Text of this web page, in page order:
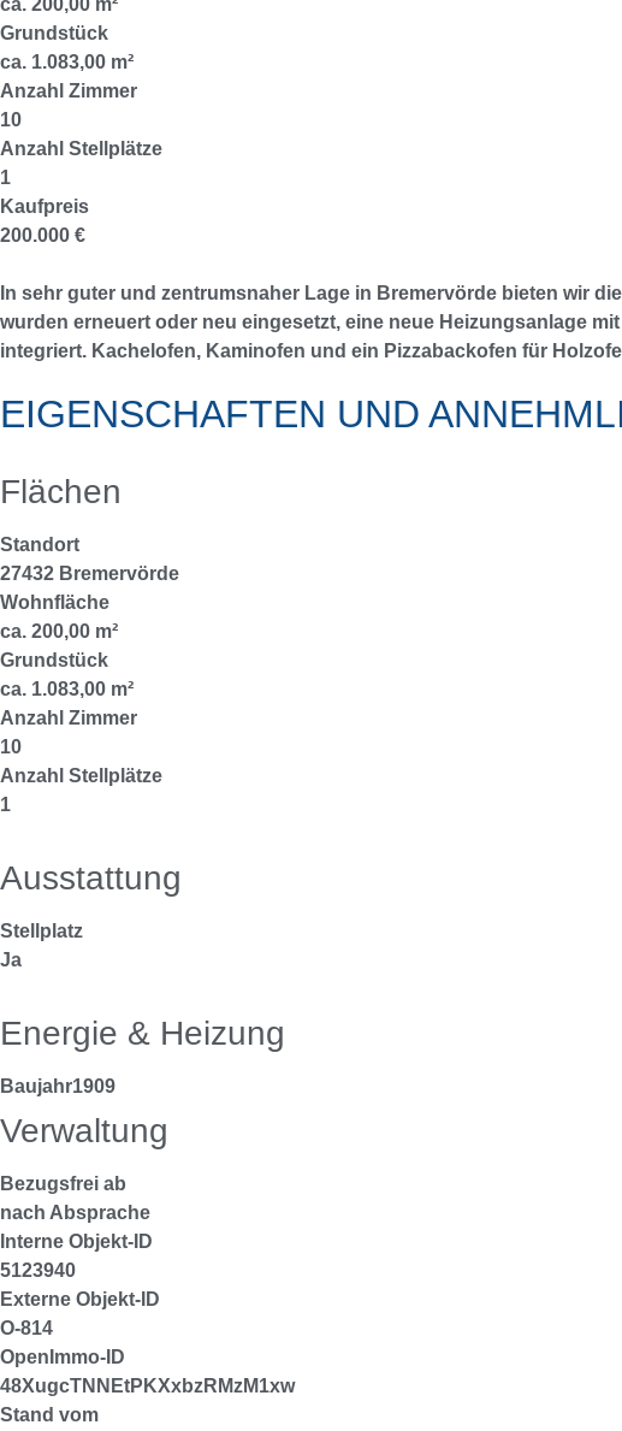
Grundstück
ca. 1.083,00 m²
Anzahl Zimmer
10
Anzahl Stellplätze
1
Kaufpreis
200.000 €
In sehr guter und zentrumsnaher Lage in Bremervörde bieten wir
wurden erneuert oder neu eingesetzt, eine neue Heizungsanlage
integriert. Kachelofen, Kaminofen und ein Pizzabackofen für
EIGENSCHAFTEN UND
Flächen
Standort
27432 Bremervörde
Wohnfläche
ca. 200,00 m²
Grundstück
ca. 1.083,00 m²
Anzahl Zimmer
10
Anzahl Stellplätze
1
Ausstattung
Stellplatz
Ja
Energie & Heizung
Baujahr1909
Verwaltung
Bezugsfrei ab
nach Absprache
Interne Objekt-ID
5123940
Externe Objekt-ID
O-814
OpenImmo-ID
48XugcTNNEtPKXxbzRMzM1xw
Stand vom